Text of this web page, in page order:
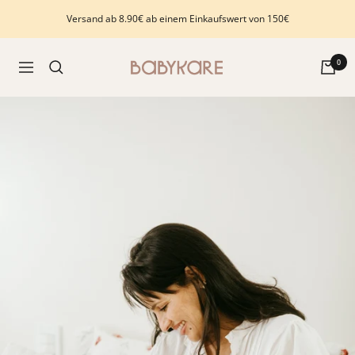
Versand ab 8.90€ ab einem Einkaufswert von 150€
Navigation
Babykare
puériculture.
Tout
ce
dont
vous
avez
besoin
0